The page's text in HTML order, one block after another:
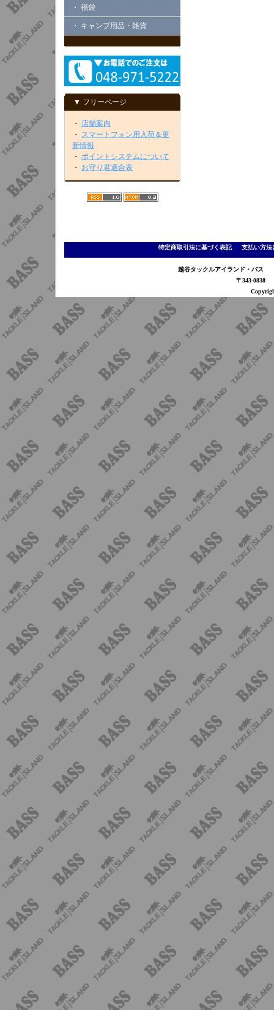
・ 福袋
・ キャンプ用品・雑貨
▼ フリーページ
・ 店舗案内
・ スマートフォン用入荷＆更
新情報
・ ポイントシステムについて
・ お守り君適合表
特定商取引法に基づく表記｜ 支払い方法
越谷タックルアイランド・バ
〒343-0838